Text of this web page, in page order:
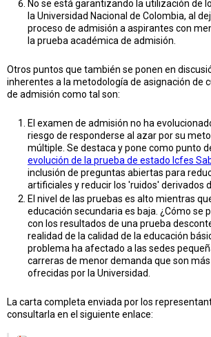
No se está garantizando la utilización de
la Universidad Nacional de Colombia, al
proceso de admisión a aspirantes con
la prueba académica de admisión.
Otros puntos que también se ponen en
inherentes a la metodología de asignación de
de admisión como tal son:
El examen de admisión no ha
riesgo de responderse al azar por su
múltiple. Se destaca y pone como punto
evolución de la prueba de estado Icfes
inclusión de preguntas abiertas para
artificiales y reducir los 'ruidos' derivados
El nivel de las pruebas es alto mientras
educación secundaria es baja. ¿Cómo se
con los resultados de una prueba
realidad de la calidad de la educación
problema ha afectado a las sedes
carreras de menor demanda que son más
ofrecidas por la Universidad.
La carta completa enviada por los
consultarla en el siguiente enlace: